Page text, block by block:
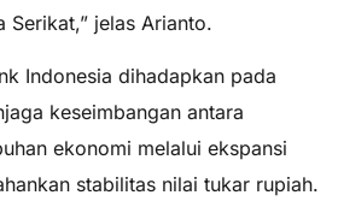
jelas Arianto.
Indonesia dihadapkan pada
keseimbangan antara
ekonomi melalui ekspansi
stabilitas nilai tukar rupiah.